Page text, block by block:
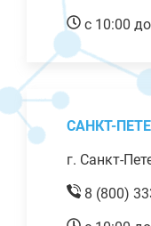
с 10:00
САНКТ-
г. Санкт-
8 (800)